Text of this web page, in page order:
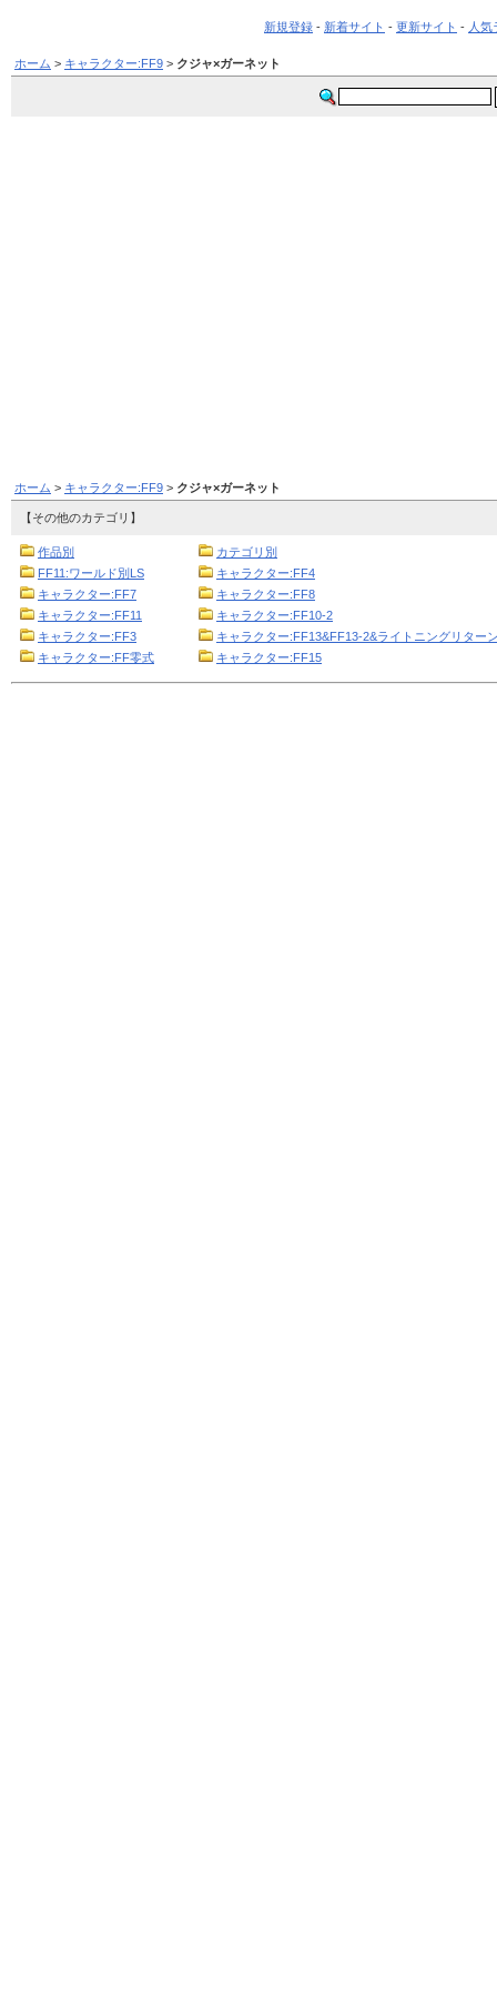
新規登録 - 新着サイト - 更新サイト - 人
ホーム > キャラクター:FF9 > クジャ×ガーネット
ホーム > キャラクター:FF9 > クジャ×ガーネット
【その他のカテゴリ】
作品別
カテゴリ別
FF11:ワールド別LS
キャラクター:FF4
キャラクター:FF7
キャラクター:FF8
キャラクター:FF11
キャラクター:FF10-2
キャラクター:FF3
キャラクター:FF13&FF13-2&ライトニングリター
キャラクター:FF零式
キャラクター:FF15